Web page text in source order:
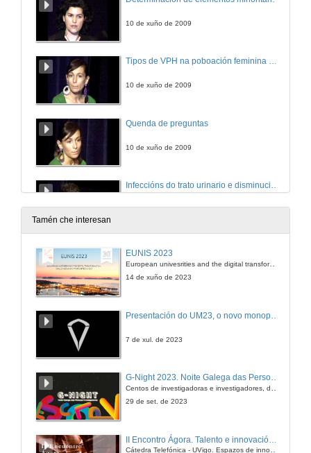
10 de xuño de 2009
Tipos de VPH na poboación feminina galega
10 de xuño de 2009
Quenda de preguntas
10 de xuño de 2009
Infeccións do trato urinario e disminución do risco de cáncer de vexiga
10 de xuño de 2009
Carcinoma de vexiga:
o problema da reproducibilidade da clasificación da oms 2004
Tamén che interesan
EUNIS 2023
European univesrities and the digital transformation: challenges and opportunities ahead
14 de xuño de 2023
7 de xul. de 2023
G-Night 2023. Noite Galega das Persoas Investigadoras. Conciencias creativas
29 de set. de 2023
Cátedra Telefónica - UVigo. Espazos de innovación